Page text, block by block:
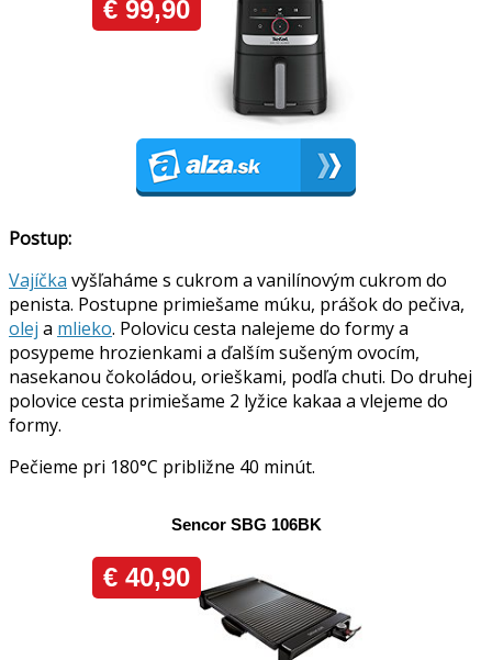
Postup:
Vajíčka vyšľaháme s cukrom a vanilínovým cukrom do
penista. Postupne primiešame múku, prášok do pečiva,
olej a mlieko. Polovicu cesta nalejeme do formy a
posypeme hrozienkami a ďalším sušeným ovocím,
nasekanou čokoládou, orieškami, podľa chuti. Do druhej
polovice cesta primiešame 2 lyžice kakaa a vlejeme do
formy.
Pečieme pri 180°C približne 40 minút.